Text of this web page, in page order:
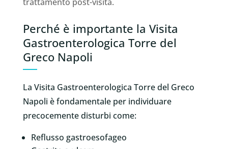
trattamento post-visita.
Perché è importante la Visita
Gastroenterologica Torre del
Greco Napoli
La Visita Gastroenterologica Torre del Greco
Napoli è fondamentale per individuare
precocemente disturbi come:
Reflusso gastroesofageo